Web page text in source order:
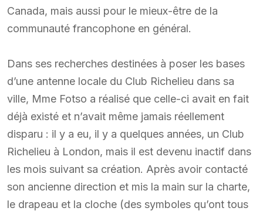
Canada, mais aussi pour le mieux-être de la
communauté francophone en général.
Dans ses recherches destinées à poser les bases
d’une antenne locale du Club Richelieu dans sa
ville, Mme Fotso a réalisé que celle-ci avait en fait
déjà existé et n’avait même jamais réellement
disparu : il y a eu, il y a quelques années, un Club
Richelieu à London, mais il est devenu inactif dans
les mois suivant sa création. Après avoir contacté
son ancienne direction et mis la main sur la charte,
le drapeau et la cloche (des symboles qu’ont tous